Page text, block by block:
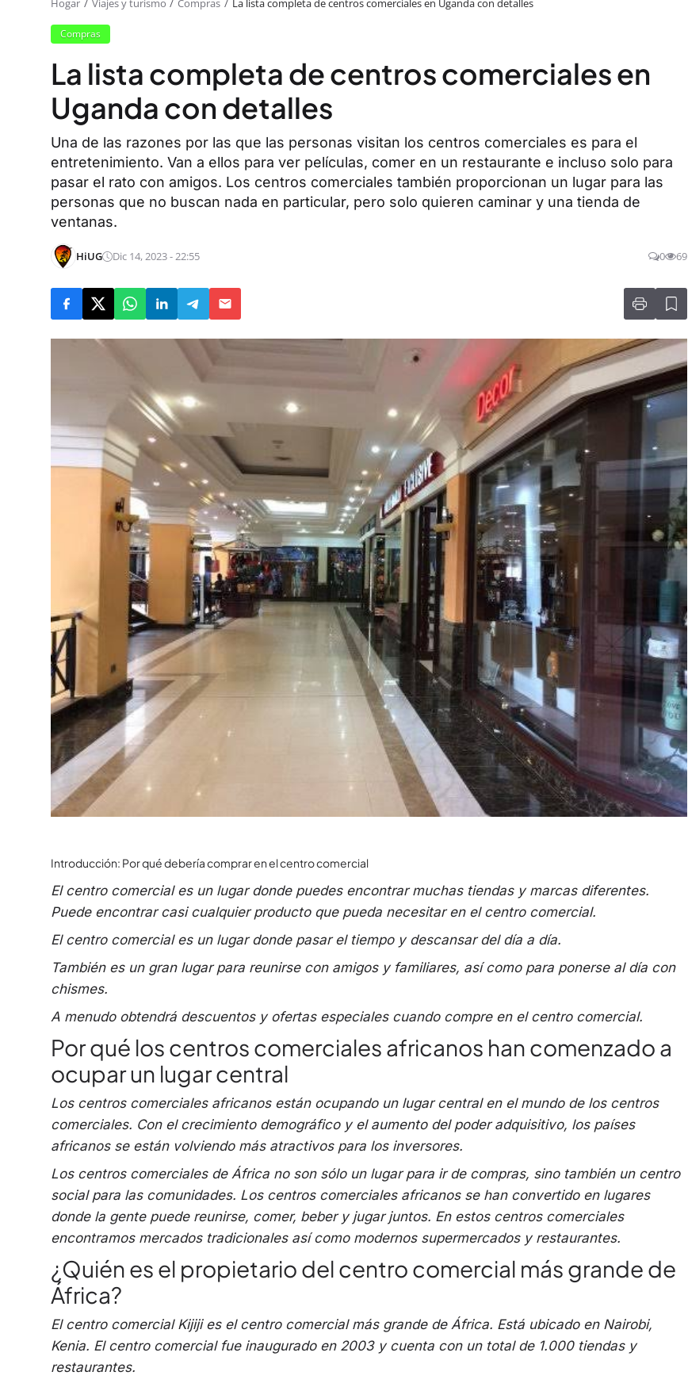
Hogar Viajes y turismo Compras La lista completa de centros comerciales en Uganda con detalles
Compras
La lista completa de centros comerciales en
Uganda con detalles
Una de las razones por las que las personas visitan los centros comerciales es para el
entretenimiento. Van a ellos para ver películas, comer en un restaurante e incluso solo para
pasar el rato con amigos. Los centros comerciales también proporcionan un lugar para las
personas que no buscan nada en particular, pero solo quieren caminar y una tienda de
ventanas.
HiUG Dic 14, 2023 - 22:55 0 69
Introducción: Por qué debería comprar en el centro comercial
El centro comercial es un lugar donde puedes encontrar muchas tiendas y marcas diferentes.
Puede encontrar casi cualquier producto que pueda necesitar en el centro comercial.
El centro comercial es un lugar donde pasar el tiempo y descansar del día a día.
También es un gran lugar para reunirse con amigos y familiares, así como para ponerse al día con
chismes.
A menudo obtendrá descuentos y ofertas especiales cuando compre en el centro comercial.
Por qué los centros comerciales africanos han comenzado a
ocupar un lugar central
Los centros comerciales africanos están ocupando un lugar central en el mundo de los centros
comerciales. Con el crecimiento demográfico y el aumento del poder adquisitivo, los países
africanos se están volviendo más atractivos para los inversores.
Los centros comerciales de África no son sólo un lugar para ir de compras, sino también un centro
social para las comunidades. Los centros comerciales africanos se han convertido en lugares
donde la gente puede reunirse, comer, beber y jugar juntos. En estos centros comerciales
encontramos mercados tradicionales así como modernos supermercados y restaurantes.
¿Quién es el propietario del centro comercial más grande de
África?
El centro comercial Kijiji es el centro comercial más grande de África. Está ubicado en Nairobi,
Kenia. El centro comercial fue inaugurado en 2003 y cuenta con un total de 1.000 tiendas y
restaurantes.